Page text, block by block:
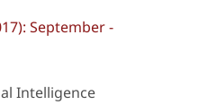
September -
Intelligence